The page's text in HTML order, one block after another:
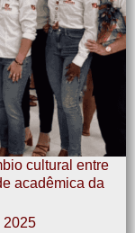
cultural entre
acadêmica da
2025